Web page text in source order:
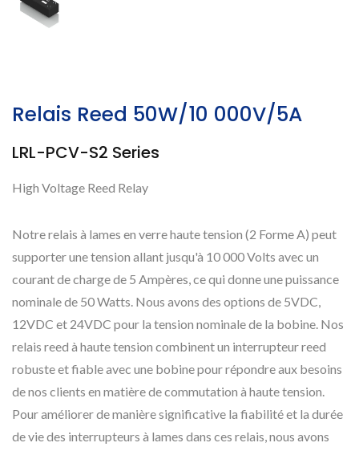
Relais Reed 50W/10 000V/5A
LRL-PCV-S2 Series
High Voltage Reed Relay
Notre relais à lames en verre haute tension (2 Forme A) peut
supporter une tension allant jusqu'à 10 000 Volts avec un
courant de charge de 5 Ampères, ce qui donne une puissance
nominale de 50 Watts. Nous avons des options de 5VDC,
12VDC et 24VDC pour la tension nominale de la bobine. Nos
relais reed à haute tension combinent un interrupteur reed
robuste et fiable avec une bobine pour répondre aux besoins
de nos clients en matière de commutation à haute tension.
Pour améliorer de manière significative la fiabilité et la durée
de vie des interrupteurs à lames dans ces relais, nous avons